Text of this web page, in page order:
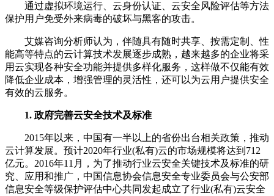
通过虚拟环境运行、云身份认证、云安全风险评估等方法
保护用户免受外来病毒的破坏与黑客的攻击。
艾媒咨询分析师认为，伴随具有随时共享、按需定制、性
能高等特点的云计算技术发展逐步成熟，越来越多的企业将采
用云实现各种安全功能并提供多样化服务，这样做不仅能有效
降低企业成本，增强管理的灵活性，还可以为云用户提供安全
有效的云服务。
1. 政府完善云安全技术及标准
2015年以来，中国有一半以上的省份出台相关政策，推动
云计算发展。预计2020年行业(私有)云的市场规模将达到712
亿元。2016年11月，为了推动行业云安全关键技术及标准的研
究、应用和推广，中国信息协会信息安全专业委员会与公安部
信息安全等级保护评估中心共同发起成立了行业(私有)云安全